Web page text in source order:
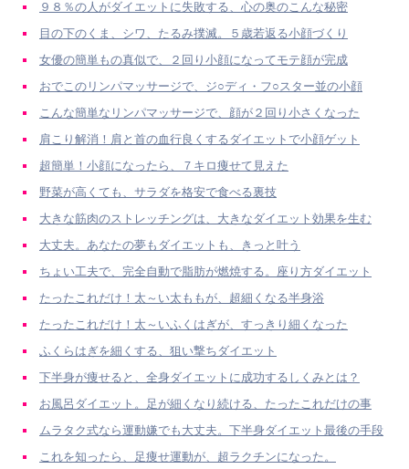
９８％の人がダイエットに失敗する、心の奥のこんな秘密
目の下のくま、シワ、たるみ撲滅。５歳若返る小顔づくり
女優の簡単もの真似で、２回り小顔になってモテ顔が完成
おでこのリンパマッサージで、ジ○ディ・フ○スター並の小顔
こんな簡単なリンパマッサージで、顔が２回り小さくなった
肩こり解消！肩と首の血行良くするダイエットで小顔ゲット
超簡単！小顔になったら、７キロ痩せて見えた
野菜が高くても、サラダを格安で食べる裏技
大きな筋肉のストレッチングは、大きなダイエット効果を生む
大丈夫。あなたの夢もダイエットも、きっと叶う
ちょい工夫で、完全自動で脂肪が燃焼する。座り方ダイエット
たったこれだけ！太～い太ももが、超細くなる半身浴
たったこれだけ！太～いふくはぎが、すっきり細くなった
ふくらはぎを細くする、狙い撃ちダイエット
下半身が痩せると、全身ダイエットに成功するしくみとは？
お風呂ダイエット。足が細くなり続ける、たったこれだけの事
ムラタク式なら運動嫌でも大丈夫。下半身ダイエット最後の手段
これを知ったら、足痩せ運動が、超ラクチンになった。